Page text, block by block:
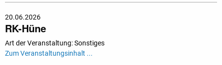
20.06.2026
RK-Hüne
Art der Veranstaltung: Sonstiges
Zum Veranstaltungsinhalt ...